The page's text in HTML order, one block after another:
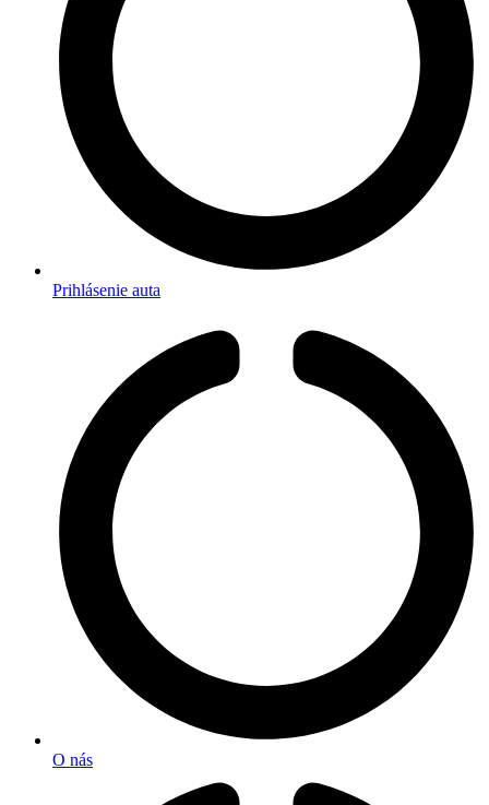
Prihlásenie auta
O nás